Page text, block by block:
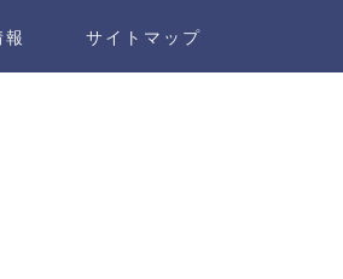
サイトマップ